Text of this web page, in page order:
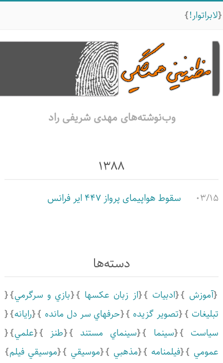
لابراتوار!
وب‌نوشته‌های مهدی شریفی راد
۱۳۸۸
۰۳/۱۵ سقوط هواپیمای پرواز 447 ایر فرانس
دسته‌ها
آموزش ادبيات از زبان عکسها
بازي و سرگرمي
تبلیغات
تصویر گزیده حرفهاي سر دل مانده
رايانه
سياست
سينما سينماي مستند طنز
علمي
عمومي
فیلمنامه مذهبي موسيقي
موسيقي فيلم